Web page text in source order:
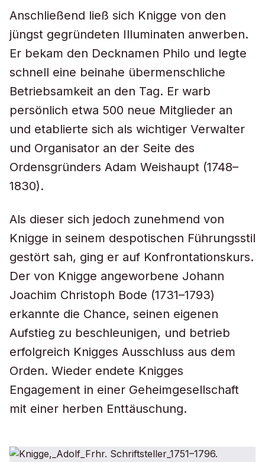
Anschließend ließ sich Knigge von den
jüngst gegründeten Illuminaten anwerben.
Er bekam den Decknamen Philo und legte
schnell eine beinahe übermenschliche
Betriebsamkeit an den Tag. Er warb
persönlich etwa 500 neue Mitglieder an
und etablierte sich als wichtiger Verwalter
und Organisator an der Seite des
Ordensgründers Adam Weishaupt (1748–
1830).
Als dieser sich jedoch zunehmend von
Knigge in seinem despotischen Führungsstil
gestört sah, ging er auf Konfrontationskurs.
Der von Knigge angeworbene Johann
Joachim Christoph Bode (1731–1793)
erkannte die Chance, seinen eigenen
Aufstieg zu beschleunigen, und betrieb
erfolgreich Knigges Ausschluss aus dem
Orden. Wieder endete Knigges
Engagement in einer Geheimgesellschaft
mit einer herben Enttäuschung.